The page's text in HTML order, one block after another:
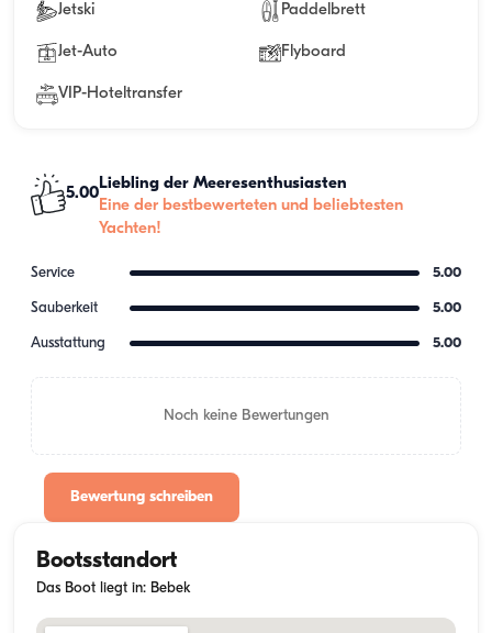
Jetski Paddelbrett
Jet-Auto Flyboard
VIP-Hoteltransfer
5.00
Liebling der Meeresenthusiasten
Eine der bestbewerteten und beliebtesten
Yachten!
Service 5.00
Sauberkeit 5.00
Ausstattung 5.00
Noch keine Bewertungen
Bewertung schreiben
Bootsstandort
Das Boot liegt in: Bebek